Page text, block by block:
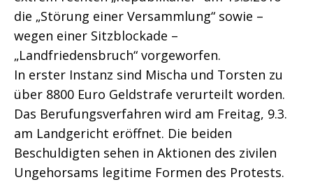
die „Störung einer Versammlung“ sowie –
wegen einer Sitzblockade –
„Landfriedensbruch“ vorgeworfen.
In erster Instanz sind Mischa und Torsten zu
über 8800 Euro Geldstrafe verurteilt worden.
Das Berufungsverfahren wird am Freitag, 9.3.
am Landgericht eröffnet. Die beiden
Beschuldigten sehen in Aktionen des zivilen
Ungehorsams legitime Formen des Protests.